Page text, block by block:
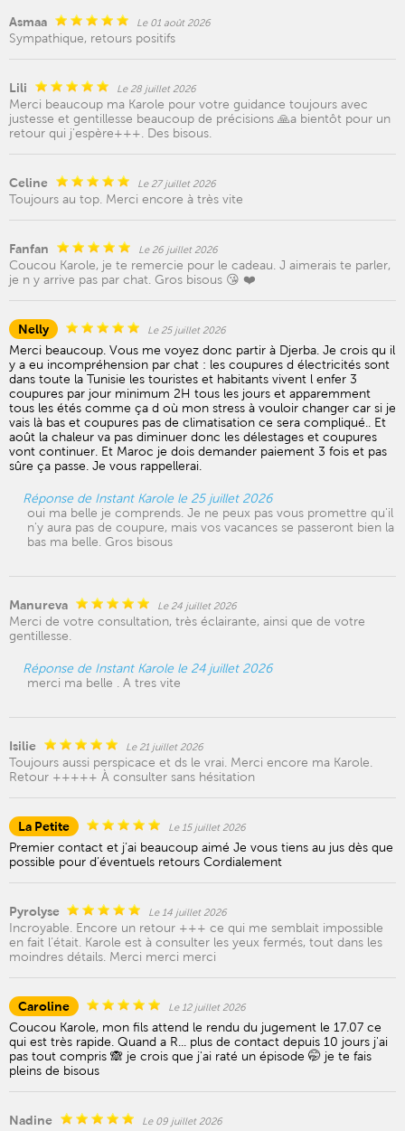
Asmaa Le 01 août 2026
Sympathique, retours positifs
Lili Le 28 juillet 2026
Merci beaucoup ma Karole pour votre guidance toujours avec
justesse et gentillesse beaucoup de précisions 🙏a bientôt pour un
retour qui j'espère+++. Des bisous.
Celine Le 27 juillet 2026
Toujours au top. Merci encore à très vite
Fanfan Le 26 juillet 2026
Coucou Karole, je te remercie pour le cadeau. J aimerais te parler,
je n y arrive pas par chat. Gros bisous 😘 ❤️
Nelly Le 25 juillet 2026
Merci beaucoup. Vous me voyez donc partir à Djerba. Je crois qu il
y a eu incompréhension par chat : les coupures d électricités sont
dans toute la Tunisie les touristes et habitants vivent l enfer 3
coupures par jour minimum 2H tous les jours et apparemment
tous les étés comme ça d où mon stress à vouloir changer car si je
vais là bas et coupures pas de climatisation ce sera compliqué.. Et
août la chaleur va pas diminuer donc les délestages et coupures
vont continuer. Et Maroc je dois demander paiement 3 fois et pas
sûre ça passe. Je vous rappellerai.
Réponse de Instant Karole le 25 juillet 2026
oui ma belle je comprends. Je ne peux pas vous promettre qu'il
n'y aura pas de coupure, mais vos vacances se passeront bien la
bas ma belle. Gros bisous
Manureva Le 24 juillet 2026
Merci de votre consultation, très éclairante, ainsi que de votre
gentillesse.
Réponse de Instant Karole le 24 juillet 2026
merci ma belle . A tres vite
Isilie Le 21 juillet 2026
Toujours aussi perspicace et ds le vrai. Merci encore ma Karole.
Retour +++++ À consulter sans hésitation
La Petite Le 15 juillet 2026
Premier contact et j’ai beaucoup aimé Je vous tiens au jus dès que
possible pour d’éventuels retours Cordialement
Pyrolyse Le 14 juillet 2026
Incroyable. Encore un retour +++ ce qui me semblait impossible
en fait l’était. Karole est à consulter les yeux fermés, tout dans les
moindres détails. Merci merci merci
Caroline Le 12 juillet 2026
Coucou Karole, mon fils attend le rendu du jugement le 17.07 ce
qui est très rapide. Quand a R... plus de contact depuis 10 jours j'ai
pas tout compris 🙈 je crois que j'ai raté un épisode 🤭 je te fais
pleins de bisous
Nadine Le 09 juillet 2026